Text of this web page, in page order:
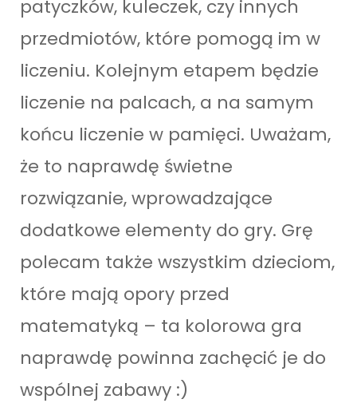
patyczków, kuleczek, czy innych
przedmiotów, które pomogą im w
liczeniu. Kolejnym etapem będzie
liczenie na palcach, a na samym
końcu liczenie w pamięci. Uważam,
że to naprawdę świetne
rozwiązanie, wprowadzające
dodatkowe elementy do gry. Grę
polecam także wszystkim dzieciom,
które mają opory przed
matematyką – ta kolorowa gra
naprawdę powinna zachęcić je do
wspólnej zabawy :)